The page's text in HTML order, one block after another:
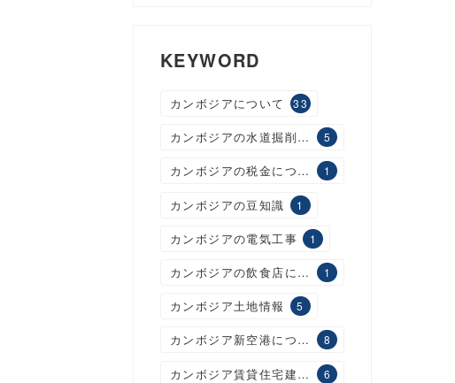
KEYWORD
カンボジアについて 33
カンボジアの水道掘削工事 5
カンボジアの税金について 1
カンボジアの豆知識 1
カンボジアの電気工事 1
カンボジアの飲食店について 1
カンボジア土地情報 5
カンボジア新空港について 8
カンボジア賃貸住宅建設について 6